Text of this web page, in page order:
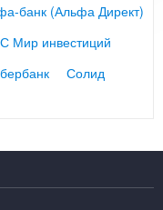
банк (Альфа Директ)
Мир инвестиций
Солид